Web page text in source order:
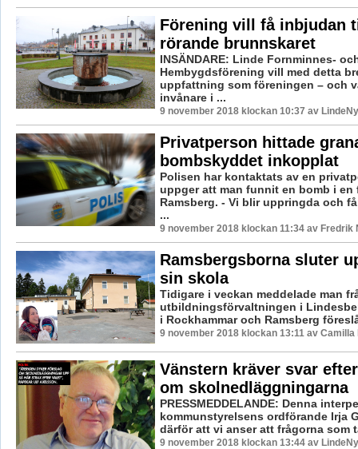
Förening vill få inbjudan
rörande brunnskaret
INSÄNDARE: Linde Fornminnes-
Hembygdsförening vill med detta
uppfattning som föreningen – och
invånare i ...
9 november 2018 klockan 10:37 av
Privatperson hittade
bombskyddet inkopplat
Polisen har kontaktats av en
uppger att man funnit en bomb i en
Ramsberg. - Vi blir uppringda och
...
9 november 2018 klockan 11:34 av Fredrik
Ramsbergsborna sluter
sin skola
Tidigare i veckan meddelade man
utbildningsförvaltningen i
i Rockhammar och Ramsberg
9 november 2018 klockan 13:11 av Camilla
Vänstern kräver svar
om skolnedläggningarna
PRESSMEDDELANDE: Denna
kommunstyrelsens ordförande Irja
därför att vi anser att frågorna som
9 november 2018 klockan 13:44 av